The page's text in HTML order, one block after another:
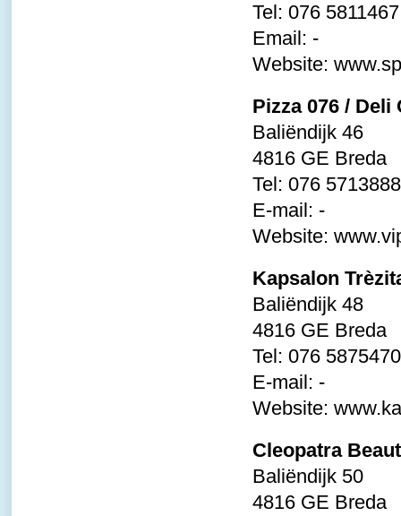
Tel: 076 5811467
Email: -
Website:
Pizza 076 / Deli
Baliëndijk 46
4816 GE Breda
Tel: 076 5713888
E-mail: -
Website:
Kapsalon
Baliëndijk 48
4816 GE Breda
Tel: 076 5875470
E-mail: -
Website:
Cleopatra
Baliëndijk 50
4816 GE Breda